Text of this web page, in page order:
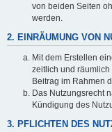
von beiden Seiten
werden.
2. EINRÄUMUNG VON
Mit dem Erstellen
zeitlich und
Beitrag im Rahmen
Das Nutzungsrecht
Kündigung des
3. PFLICHTEN DES